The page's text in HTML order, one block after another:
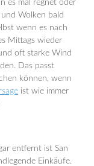
es mal regnet oder
Wolken bald
wenn es nach
Mittags wieder
oft starke Wind
Das passt
können, wenn
ist wie immer
entfernt ist San
Einkäufe.